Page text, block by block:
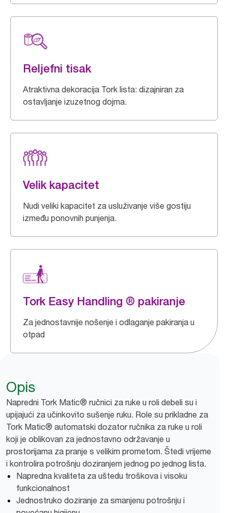
Reljefni tisak
Atraktivna dekoracija Tork lista: dizajniran za
ostavljanje izuzetnog dojma.
Velik kapacitet
Nudi veliki kapacitet za usluživanje više gostiju
između ponovnih punjenja.
Tork Easy Handling ® pakiranje
Za jednostavnije nošenje i odlaganje pakiranja u
otpad
Opis
Napredni Tork Matic® ručnici za ruke u roli debeli su i
upijajući za učinkovito sušenje ruku. Role su prikladne za
Tork Matic® automatski dozator ručnika za ruke u roli
koji je oblikovan za jednostavno održavanje u
prostorijama za pranje s velikim prometom. Štedi vrijeme
i kontrolira potrošnju doziranjem jednog po jednog lista.
Napredna kvaliteta za uštedu troškova i visoku
funkcionalnost
Jednostruko doziranje za smanjenu potrošnju i